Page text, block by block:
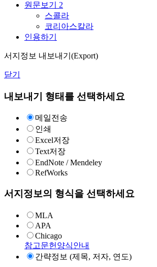
원문보기 2
스콜라
코리아스칼라
인용하기
서지정보 내보내기(Export)
닫기
내보내기 형태를 선택하세요
메일전송
인쇄
Excel저장
Text저장
EndNote / Mendeley
RefWorks
서지정보의 형식을 선택하세요
MLA
APA
Chicago
참고문헌양식안내
간략정보 (제목, 저자, 연도)